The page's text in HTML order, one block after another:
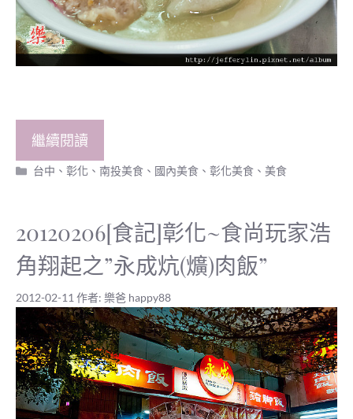
繼續閱讀
分
台中、彰化、南投美食 、 國內美食 、彰化美食 、美食
20120206[食記]彰化~食尚玩家浩
角翔起之”永成炕(爌)肉飯”
2012-02-11 作者: 樂爸 happy88